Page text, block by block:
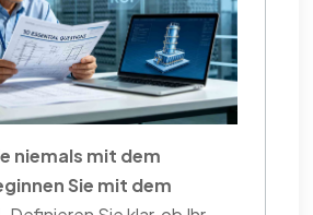
niemals mit dem
Sie mit dem